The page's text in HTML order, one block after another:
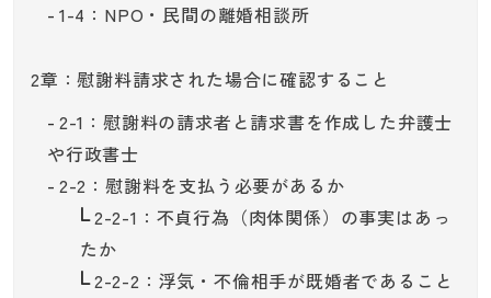
1-4：NPO・民間の離婚相談所
2章：慰謝料請求された場合に確認すること
2-1：慰謝料の請求者と請求書を作成した弁護士
や行政書士
2-2：慰謝料を支払う必要があるか
2-2-1：不貞行為（肉体関係）の事実はあっ
たか
2-2-2：浮気・不倫相手が既婚者であること